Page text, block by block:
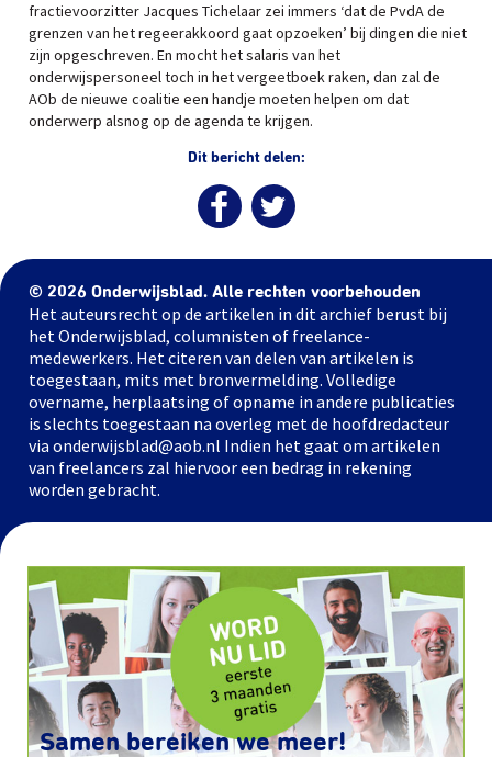
fractievoorzitter Jacques Tichelaar zei immers ‘dat de PvdA de
grenzen van het regeerakkoord gaat opzoeken’ bij dingen die niet
zijn opgeschreven. En mocht het salaris van het
onderwijspersoneel toch in het vergeetboek raken, dan zal de
AOb de nieuwe coalitie een handje moeten helpen om dat
onderwerp alsnog op de agenda te krijgen.
Dit bericht delen:
© 2026 Onderwijsblad. Alle rechten voorbehouden
Het auteursrecht op de artikelen in dit archief berust bij
het Onderwijsblad, columnisten of freelance-
medewerkers. Het citeren van delen van artikelen is
toegestaan, mits met bronvermelding. Volledige
overname, herplaatsing of opname in andere publicaties
is slechts toegestaan na overleg met de hoofdredacteur
via onderwijsblad@aob.nl Indien het gaat om artikelen
van freelancers zal hiervoor een bedrag in rekening
worden gebracht.
Samen bereiken we meer!